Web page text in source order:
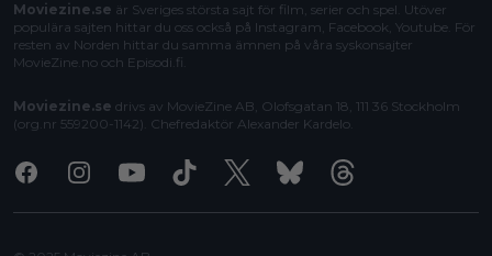
Moviezine.se är Sveriges största sajt för film, serier och spel. Utöver
populära sajten hittar du oss också på Instagram, Facebook, Youtube. För
resten av Norden hittar du samma ämnen på våra syskonsajter
MovieZine.no och Episodi.fi
Moviezine.se drivs av MovieZine AB, Olofsgatan 18, 111 36 Stockholm
(org.nr 559200-1142). Chefredaktör Alexander Kardelo
FacebookInstagramYoutubeTiktok X BlueskyThreads